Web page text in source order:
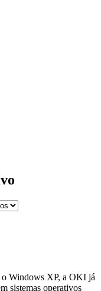
Windows XP, a OKI já
sistemas operativos